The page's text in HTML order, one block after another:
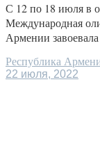
С 12 по 18 июля в
Международная
Армении
Республика
22 июля, 2022